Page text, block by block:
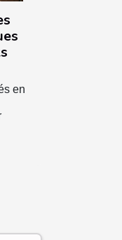
en